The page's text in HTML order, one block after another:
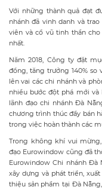
Với những thành quả đạt
nhánh đã vinh danh và
viên và cổ vũ tinh thần
nhất.
Năm 2018, Công ty đặt
đồng, tăng trưởng 140% so
lên vai các chi nhánh và
nhiều bước đột phá mới
lãnh đạo chi nhánh Đà
chương trình thúc đẩy bán
trong việc hoàn thành các
Trong không khí vui
đạo Eurowindow cũng đã
Eurowindow Chi nhánh Đà
xây dựng và phát triển,
thiệu sản phẩm tại Đà